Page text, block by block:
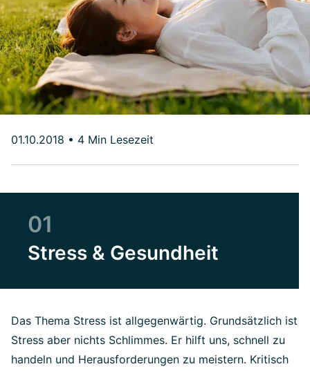
01.10.2018 • 4 Min Lesezeit
01
Stress & Gesundheit
Das Thema Stress ist allgegenwärtig. Grundsätzlich ist
Stress aber nichts Schlimmes. Er hilft uns, schnell zu
handeln und Herausforderungen zu meistern. Kritisch